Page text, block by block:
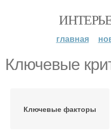
главная
Ключевые
Ключевые факторы